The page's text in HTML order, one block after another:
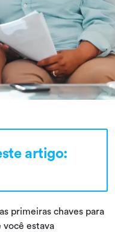
artigo:
primeiras chaves para
você estava